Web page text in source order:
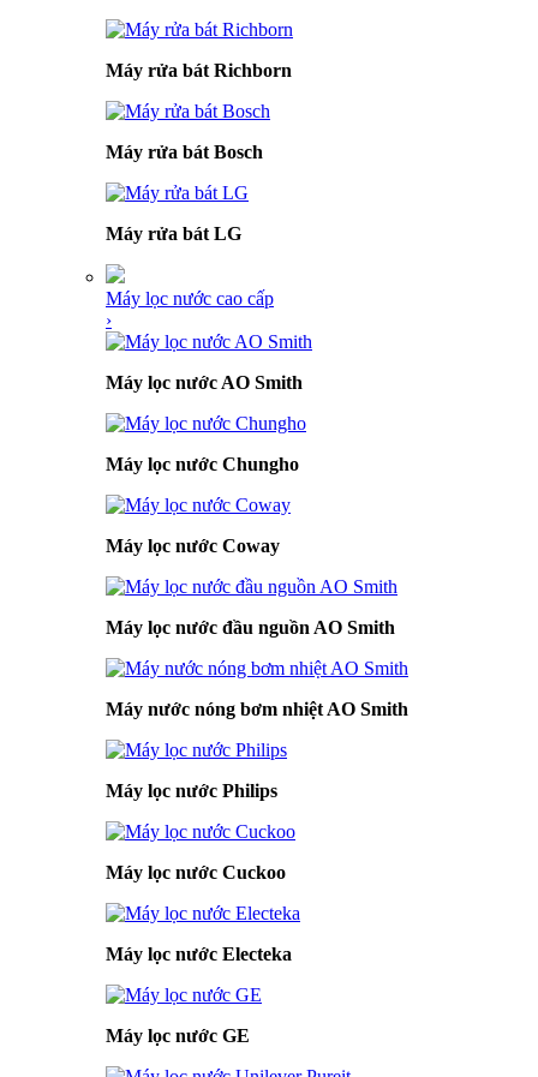
Máy rửa bát Richborn
Máy rửa bát Bosch
Máy rửa bát LG
Máy lọc nước cao cấp
›
Máy lọc nước AO Smith
Máy lọc nước Chungho
Máy lọc nước Coway
Máy lọc nước đầu nguồn AO Smith
Máy nước nóng bơm nhiệt AO Smith
Máy lọc nước Philips
Máy lọc nước Cuckoo
Máy lọc nước Electeka
Máy lọc nước GE